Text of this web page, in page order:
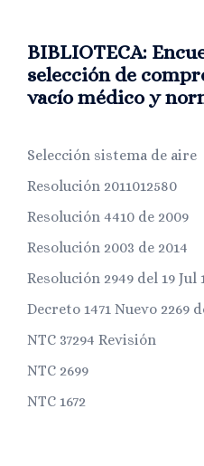
BIBLIOTECA:
selección de
vacío médico y
Selección sistema de aire
Resolución 2011012580
Resolución 4410 de 2009
Resolución 2003 de 2014
Resolución 2949 del 19 Jul
Decreto 1471 Nuevo 2269
NTC 37294 Revisión
NTC 2699
NTC 1672